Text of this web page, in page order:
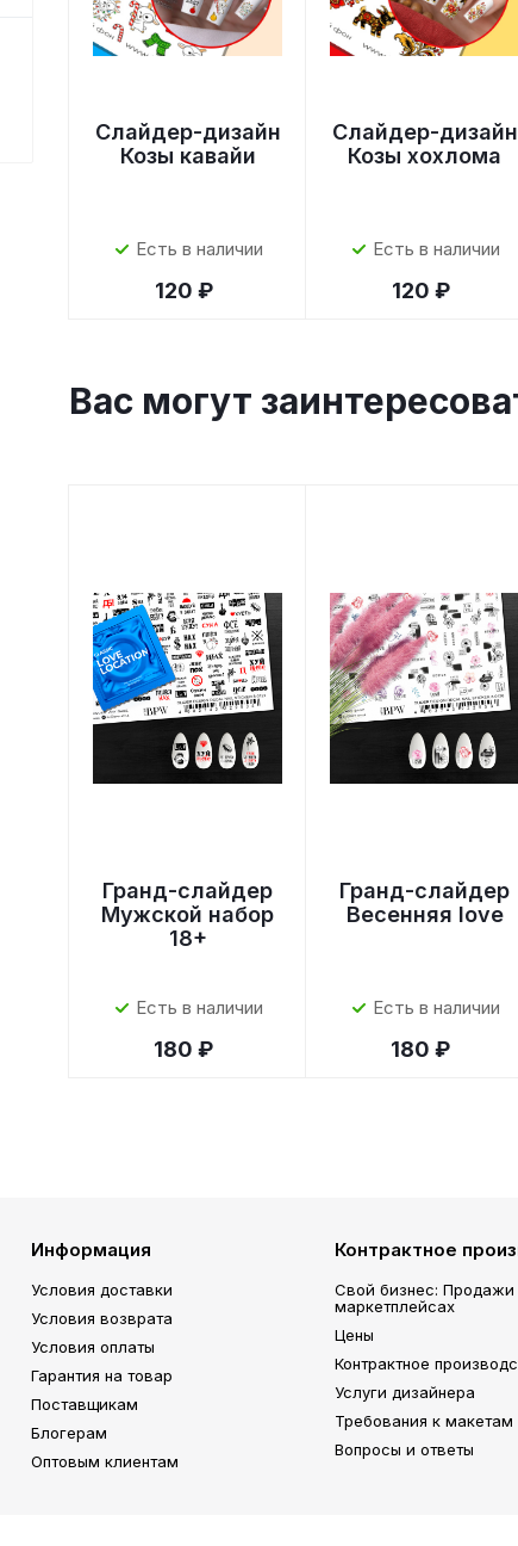
Слайдер-дизайн
Козы кавайи
Есть в наличии
120 ₽
Слайдер-дизайн
Козы хохлома
Есть в наличии
120 ₽
Вас могут
Гранд-слайдер
Мужской набор
18+
Есть в наличии
180 ₽
Гранд-слайдер
Весенняя love
Есть в наличии
180 ₽
Информация
Условия доставки
Условия возврата
Условия оплаты
Гарантия на товар
Поставщикам
Блогерам
Оптовым клиентам
Контрактное
Свой бизнес: Продажи
маркетплейсах
Цены
Контрактное
Услуги дизайнера
Требования к макетам
Вопросы и ответы